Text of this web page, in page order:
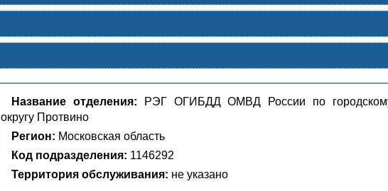
Название отделения: РЭГ ОГИБДД ОМВД России по
округу Протвино
Регион: Московская область
Код подразделения: 1146292
Территория обслуживания: не указано